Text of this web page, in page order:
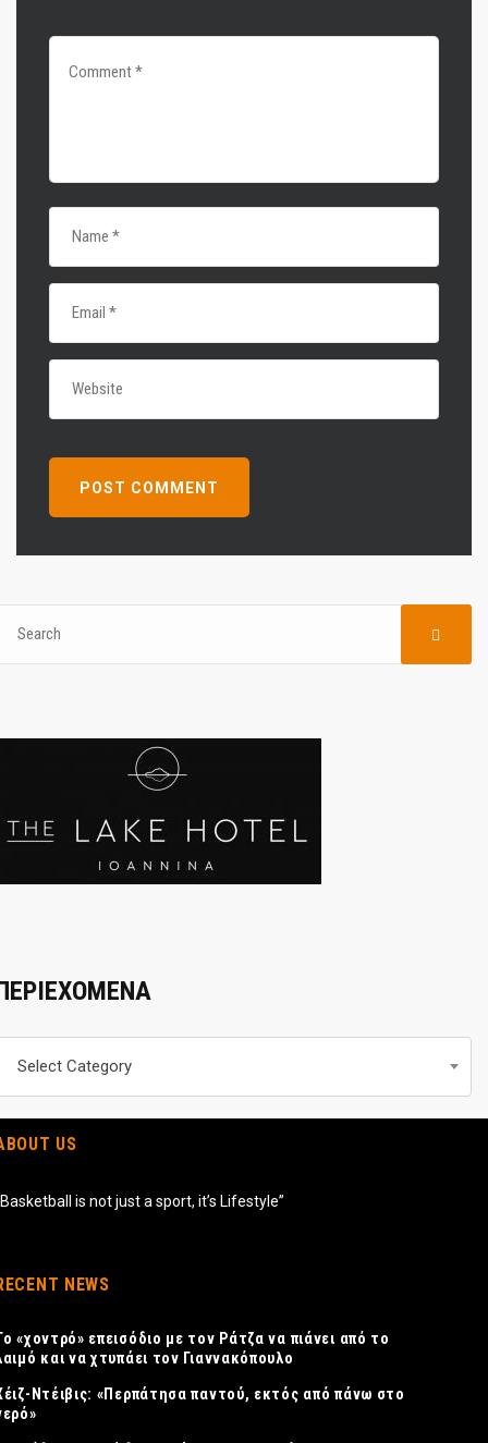
Select Category
US
is not just a sport, it’s Lifestyle”
NEWS
«χοντρό» επεισόδιο με τον Ράτζα να πιάνει από το
και να χτυπάει τον Γιαννακόπουλο
Ντέιβις: «Περπάτησα παντού, εκτός από πάνω στο